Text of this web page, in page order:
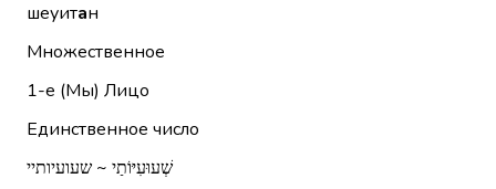
шеуитан
Множественное
1-е (Мы) Лицо
Единственное число
שְׁעוּעִיּוֹתַי ~ שעועיותיי